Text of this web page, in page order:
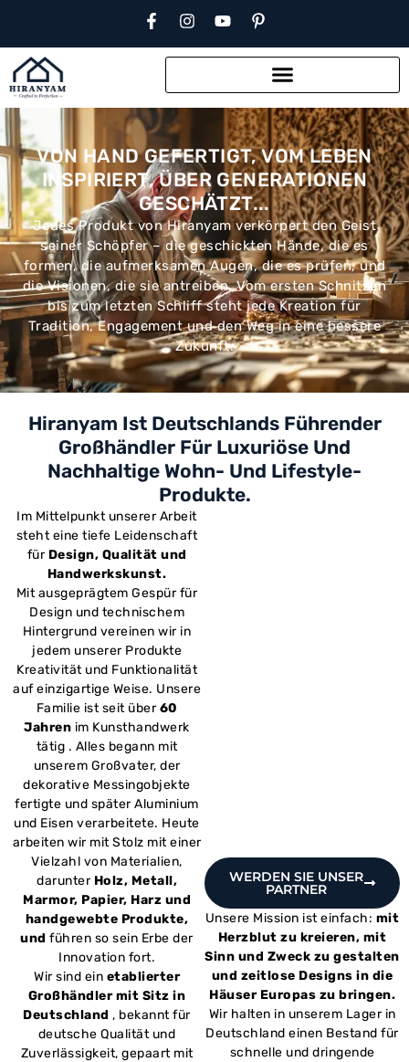
VON HAND GEFERTIGT, VOM LEBEN
INSPIRIERT, ÜBER GENERATIONEN
GESCHÄTZT...
Jedes Produkt von Hiranyam verkörpert den Geist
seiner Schöpfer – die geschickten Hände, die es
formen, die aufmerksamen Augen, die es prüfen, und
die Visionen, die sie antreiben. Vom ersten Schnitzen
bis zum letzten Schliff steht jede Kreation für
Tradition, Engagement und den Weg in eine bessere
Zukunft.
Hiranyam Ist Deutschlands Führender
Großhändler Für Luxuriöse Und
Nachhaltige Wohn- Und Lifestyle-
Produkte.
Im Mittelpunkt unserer Arbeit
steht eine tiefe Leidenschaft
für Design, Qualität und
Handwerkskunst.
Mit ausgeprägtem Gespür für
Design und technischem
Hintergrund vereinen wir in
jedem unserer Produkte
Kreativität und Funktionalität
auf einzigartige Weise. Unsere
Familie ist seit über60
Jahren im Kunsthandwerk
tätig . Alles begann mit
unserem Großvater, der
dekorative Messingobjekte
fertigte und später Aluminium
und Eisen verarbeitete. Heute
arbeiten wir mit Stolz mit einer
Vielzahl von Materialien,
darunter Holz, Metall,
Marmor, Papier, Harz und
handgewebte Produkte,
und führen so sein Erbe der
Innovation fort.
Wir sind ein etablierter
Großhändler mit Sitz in
Deutschland , bekannt für
deutsche Qualität und
Zuverlässigkeit, gepaart mit
Wir halten in unserem Lager in
Deutschland einen Bestand für
schnelle und dringende
Unsere Mission ist einfach: mit
Herzblut zu kreieren, mit
Sinn und Zweck zu gestalten
und zeitlose Designs in die
Häuser Europas zu bringen.
WERDEN SIE UNSER
PARTNER